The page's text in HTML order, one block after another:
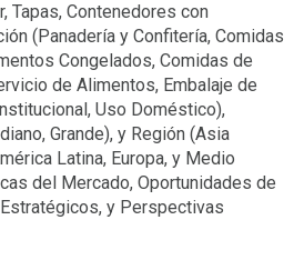
Tapas, Contenedores con
(Panadería y Confitería, Comidas
Congelados, Comidas de
de Alimentos, Embalaje de
Uso Doméstico),
Grande), y Región (Asia
Latina, Europa, y Medio
del Mercado, Oportunidades de
y Perspectivas